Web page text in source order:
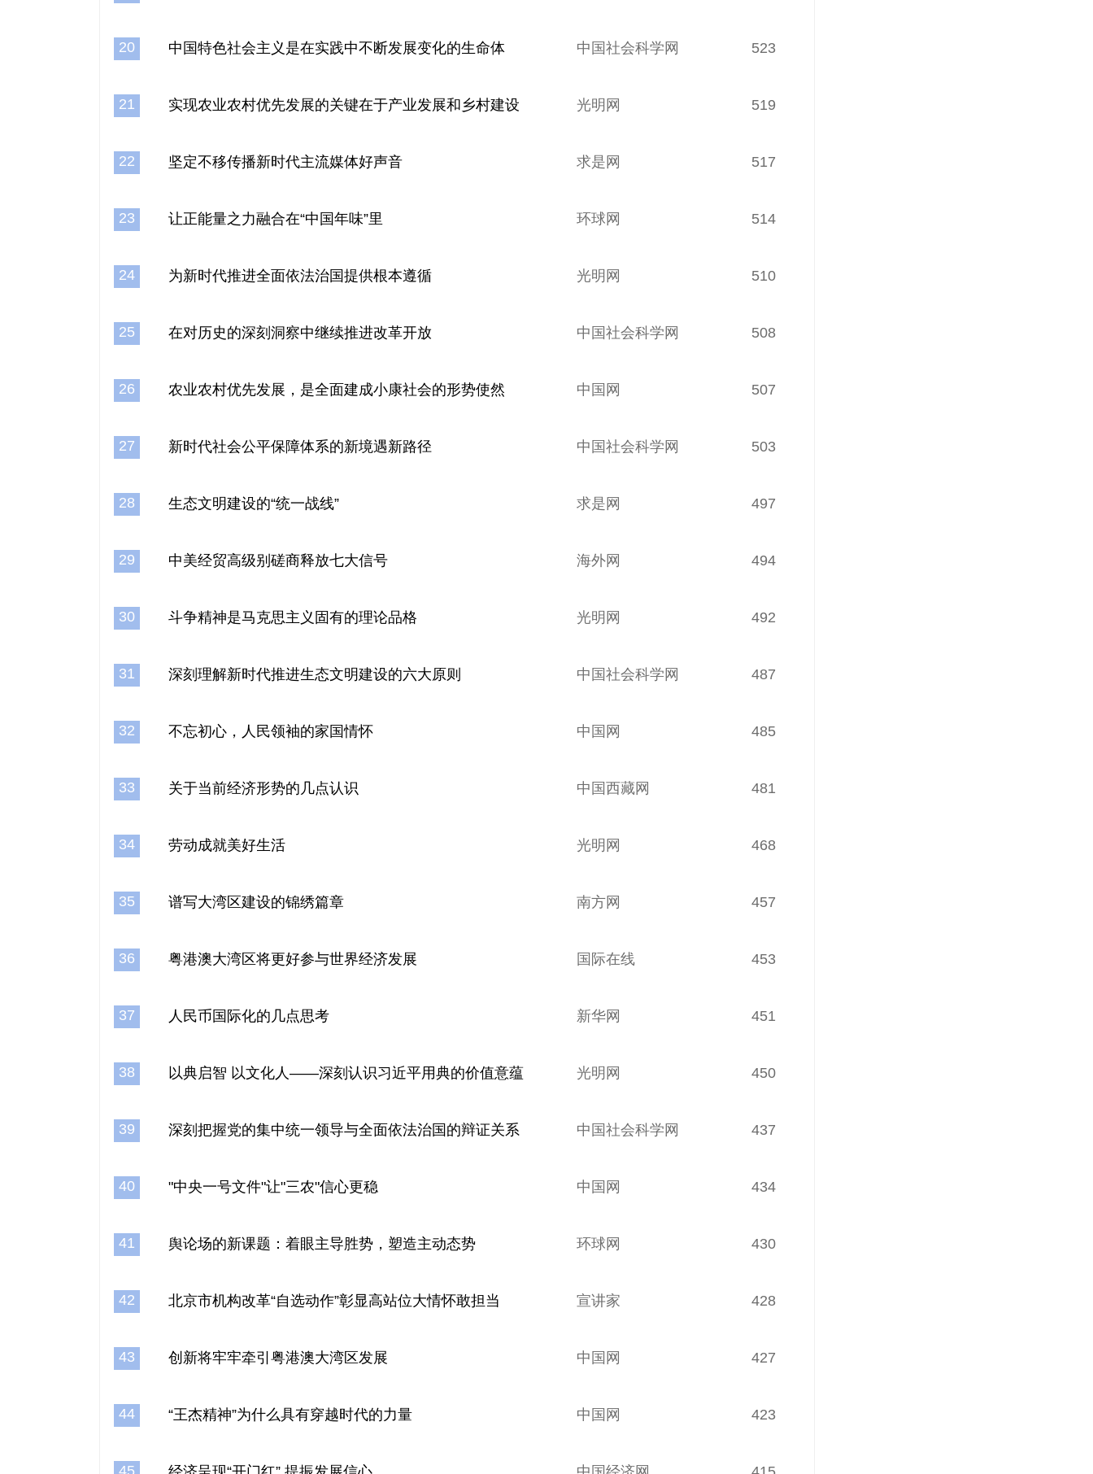
20 中国特色社会主义是在实践中不断发展变化的生命体 中国社会科学网 523
21 实现农业农村优先发展的关键在于产业发展和乡村建设 光明网 519
22 坚定不移传播新时代主流媒体好声音 求是网 517
23 让正能量之力融合在“中国年味”里 环球网 514
24 为新时代推进全面依法治国提供根本遵循 光明网 510
25 在对历史的深刻洞察中继续推进改革开放 中国社会科学网 508
26 农业农村优先发展，是全面建成小康社会的形势使然 中国网 507
27 新时代社会公平保障体系的新境遇新路径 中国社会科学网 503
28 生态文明建设的“统一战线” 求是网 497
29 中美经贸高级别磋商释放七大信号 海外网 494
30 斗争精神是马克思主义固有的理论品格 光明网 492
31 深刻理解新时代推进生态文明建设的六大原则 中国社会科学网 487
32 不忘初心，人民领袖的家国情怀 中国网 485
33 关于当前经济形势的几点认识 中国西藏网 481
34 劳动成就美好生活 光明网 468
35 谱写大湾区建设的锦绣篇章 南方网 457
36 粤港澳大湾区将更好参与世界经济发展 国际在线 453
37 人民币国际化的几点思考 新华网 451
38 以典启智 以文化人——深刻认识习近平用典的价值意蕴 光明网 450
39 深刻把握党的集中统一领导与全面依法治国的辩证关系 中国社会科学网 437
40 "中央一号文件"让"三农"信心更稳 中国网 434
41 舆论场的新课题：着眼主导胜势，塑造主动态势 环球网 430
42 北京市机构改革“自选动作”彰显高站位大情怀敢担当 宣讲家 428
43 创新将牢牢牵引粤港澳大湾区发展 中国网 427
44 “王杰精神”为什么具有穿越时代的力量 中国网 423
45